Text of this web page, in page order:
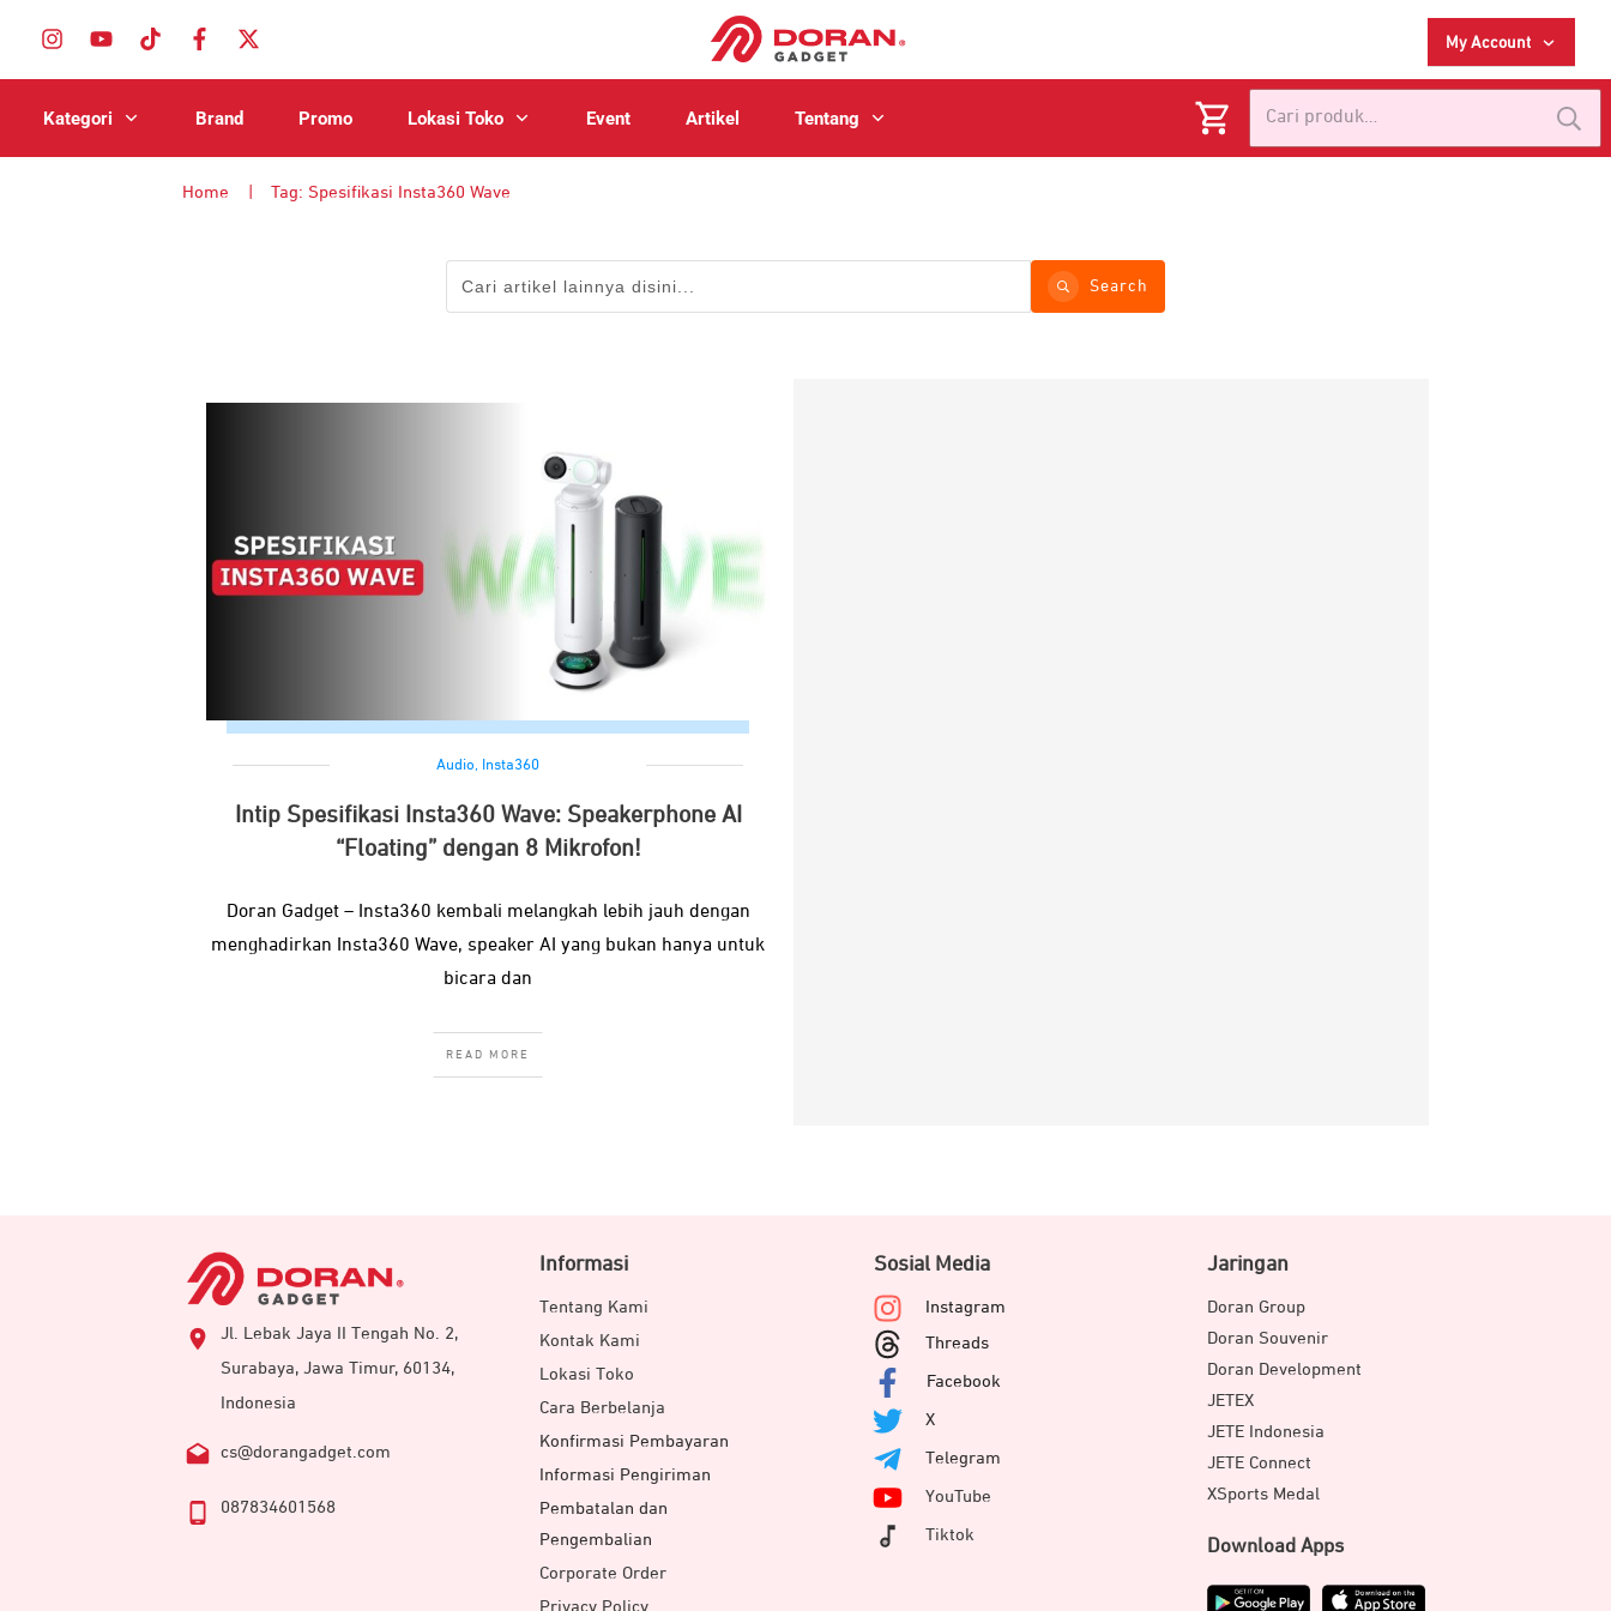
My Account
Kategori Brand Promo Lokasi Toko Event Artikel Tentang
Home Tag: Spesifikasi Insta360 Wave
Search
Audio, Insta360
Intip Spesifikasi Insta360 Wave: Speakerphone AI
“Floating” dengan 8 Mikrofon!
Doran Gadget – Insta360 kembali melangkah lebih jauh dengan
menghadirkan Insta360 Wave, speaker AI yang bukan hanya untuk
bicara dan
READ MORE
Jl. Lebak Jaya II Tengah No. 2,
Surabaya, Jawa Timur, 60134,
Indonesia
cs@dorangadget.com
087834601568
Informasi
Tentang Kami
Kontak Kami
Lokasi Toko
Cara Berbelanja
Konfirmasi Pembayaran
Informasi Pengiriman
Pembatalan dan
Pengembalian
Corporate Order
Privacy Policy
Sosial Media
Instagram
Threads
Facebook
X
Telegram
YouTube
Tiktok
Jaringan
Doran Group
Doran Souvenir
Doran Development
JETEX
JETE Indonesia
JETE Connect
XSports Medal
Download Apps